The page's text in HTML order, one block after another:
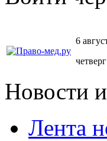
6
четверг
Новости
Лента